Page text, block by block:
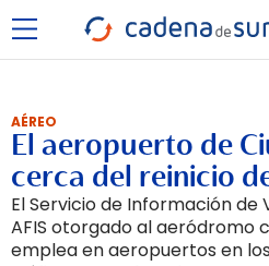
AÉREO
El aeropuerto de
cerca del reinicio
El Servicio de Información de
AFIS otorgado al aeródromo
emplea en aeropuertos en